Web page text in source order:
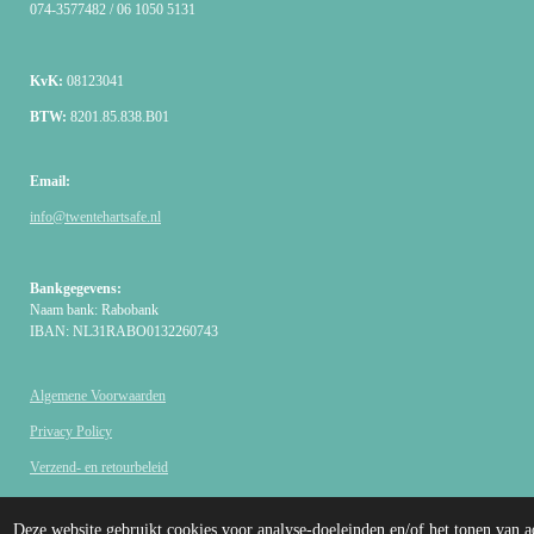
Deze website gebruikt cookies voor analyse-doeleinden en/of het tonen
074-3577482 / 06 1050 5131
KvK: 08123041
BTW: 8201.85.838.B01
Email:
info@twentehartsafe.nl
Bankgegevens:
Naam bank: Rabobank
IBAN: NL31RABO0132260743
Algemene Voorwaarden
Privacy Policy
Verzend- en retourbeleid
© 2007 - 2026 Twentse AED SHOP